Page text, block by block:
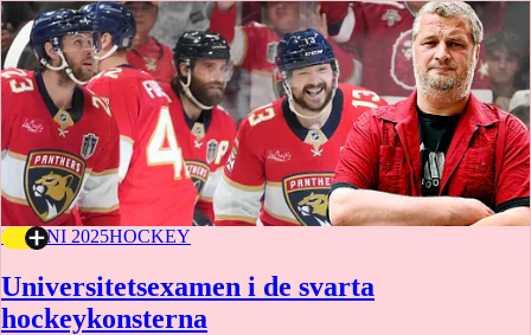
54 min
10 JUNI 2025HOCKEY
Universitetsexamen i de svarta
hockeykonsterna